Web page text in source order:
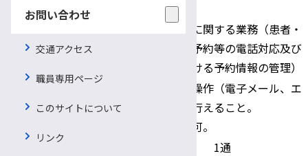
来予約センター
・外来の診療予約等に関する業務（患者・
医療機関からの診療予約等の電話対応及び
本院システム上における予約情報の管理）
応募資格
・基本的なパソコン操作（電子メール、エ
クセル、ワード）が行えること。
・医療機関経験者尚可。
・履歴書（写真貼付） 1通
お問い合わせ
交通アクセス
職員専用ページ
このサイトについて
リンク